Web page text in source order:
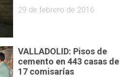
29 de febrero de 2016
VALLADOLID: Pisos de
cemento en 443 casas de
17 comisarías